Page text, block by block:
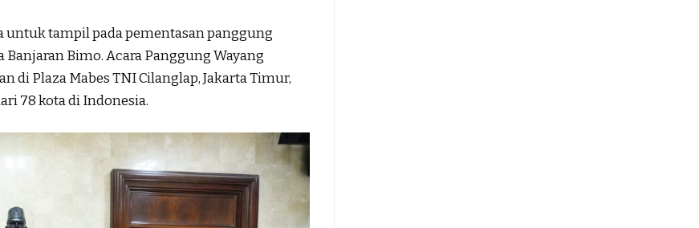
tampil pada pementasan panggung
Bimo. Acara Panggung Wayang
Plaza Mabes TNI Cilanglap, Jakarta Timur,
78 kota di Indonesia.